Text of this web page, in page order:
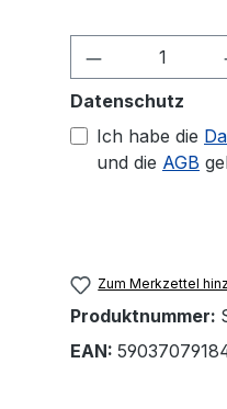
Produkt
Datenschutz
Ich habe die
und die AGB
Zum Merkzettel
Produktnummer:
EAN: